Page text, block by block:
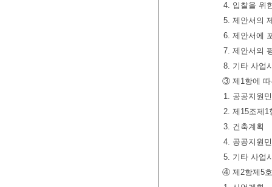
4. 입찰을 위
5. 제안서의
6. 제안서에
7. 제안서의
8. 기타 사업
③ 제1항에 따
1. 공공지원
2. 제15조제
3. 건축계획
4. 공공지원
5. 기타 사업
④ 제2항제5